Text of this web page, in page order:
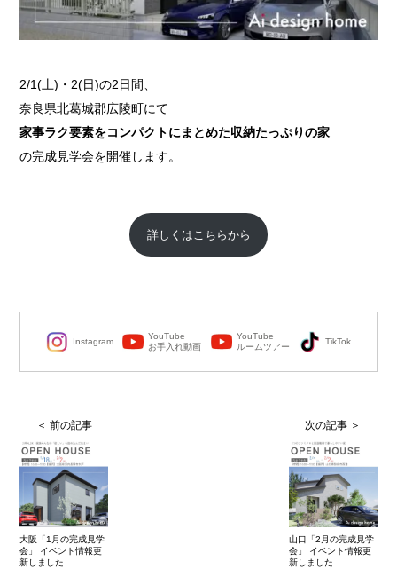
2/1(土)・2(日)の2日間、
奈良県北葛城郡広陵町にて
家事ラク要素をコンパクトにまとめた収納たっぷりの家
の完成見学会を開催します。
詳しくはこちらから
Instagram
YouTube
お手入れ動画
YouTube
ルームツアー
TikTok
大阪「1月の完成見学
会」 イベント情報更
新しました
山口「2月の完成見学
会」 イベント情報更
新しました